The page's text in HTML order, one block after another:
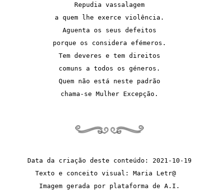
Repudia vassalagem
a quem lhe exerce violência.
Aguenta os seus defeitos
porque os considera efémeros.
Tem deveres e tem direitos
comuns a todos os géneros.
Quem não está neste padrão
chama-se Mulher Excepção.
Data da criação deste conteúdo: 2021-10-19
Texto e conceito visual: Maria Letr@
Imagem gerada por plataforma de A.I.